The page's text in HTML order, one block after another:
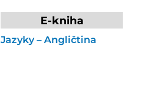
E-kniha
Jazyky – Angličtina